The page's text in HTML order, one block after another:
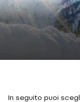
In seguito puoi